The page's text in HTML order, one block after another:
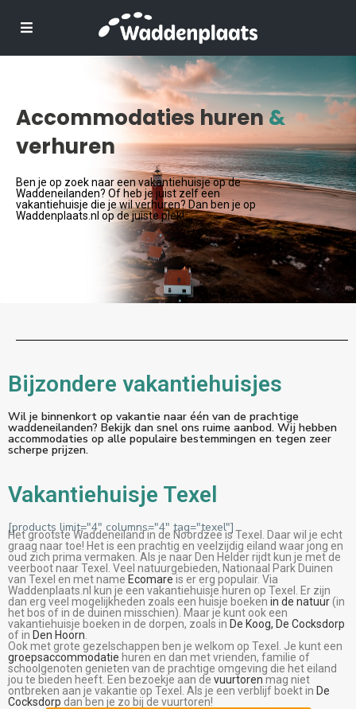
Accommodaties huren&
verhuren
Ben je op zoek naar een vakantiehuisje op de
Waddeneilanden? Of heb je juist zelf een
vakantiehuisje die je wil verhuren? Dan ben je op
Waddenplaats.nl op de juiste plek!
Bijzondere vakantiehuisjes
Wil je binnenkort op vakantie naar één van de prachtige
waddeneilanden? Bekijk dan snel ons ruime aanbod. Wij hebben
accommodaties op alle populaire bestemmingen en tegen zeer
scherpe prijzen.
Vakantiehuisje Texel
[products limit="4" columns="4" tag="texel"]
Het grootste Waddeneiland in de Noordzee is Texel. Daar wil je echt
graag naar toe! Het is een prachtig en veelzijdig eiland waar jong en
oud zich prima vermaken. Als je naar Den Helder rijdt kun je met de
veerboot naar Texel. Veel natuurgebieden, Nationaal Park Duinen
van Texel en met name Ecomare is er erg populair. Via
Waddenplaats.nl kun je een vakantiehuisje huren op Texel. Er zijn
dan erg veel mogelijkheden zoals een huisje boeken in de natuur(in
het bos of in de duinen misschien). Maar je kunt ook een
vakantiehuisje boeken in de dorpen, zoals in De Koog, De Cocksdorp
of in Den Hoorn
Ook met grote gezelschappen ben je welkom op Texel. Je kunt een
groepsaccommodatie huren en dan met vrienden, familie of
schoolgenoten genieten van de prachtige omgeving die het eiland
jou te bieden heeft. Een bezoekje aan de vuurtoren mag niet
ontbreken aan je vakantie op Texel. Als je een verblijf boekt in De
Cocksdorp dan ben je zo bij de vuurtoren!